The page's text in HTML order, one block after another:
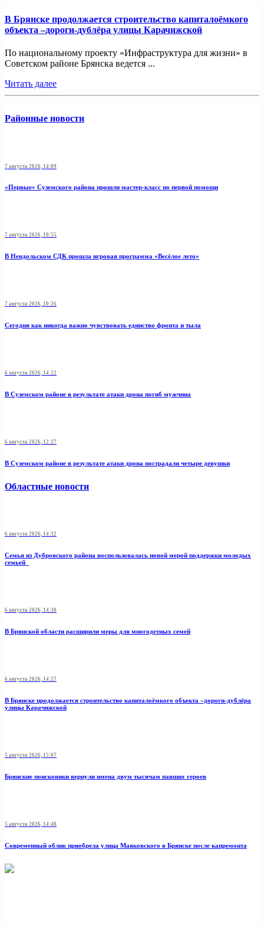
В Брянске продолжается строительство капиталоёмкого
объекта –дороги-дублёра улицы Карачижской
По национальному проекту «Инфраструктура для жизни» в
Советском районе Брянска ведется ...
Читать далее
Районные новости
7 августа 2026, 14:09
«Первые» Суземского района прошли мастер-класс по первой помощи
7 августа 2026, 10:55
В Невдольском СДК прошла игровая программа «Весёлое лето»
7 августа 2026, 10:26
Сегодня как никогда важно чувствовать единство фронта и тыла
6 августа 2026, 14:22
В Суземском районе в результате атаки дрона погиб мужчина
6 августа 2026, 12:27
В Суземском районе в результате атаки дрона пострадали четыре девушки
Областные новости
6 августа 2026, 14:32
Семья из Дубровского района воспользовалась новой мерой поддержки молодых
семьей
6 августа 2026, 14:30
В Брянской области расширили меры для многодетных семей
6 августа 2026, 14:27
В Брянске продолжается строительство капиталоёмкого объекта –дороги-дублёра
улицы Карачижской
5 августа 2026, 15:07
Брянские поисковики вернули имена двум тысячам павших героев
5 августа 2026, 14:48
Современный облик приобрела улица Маяковского в Брянске после капремонта